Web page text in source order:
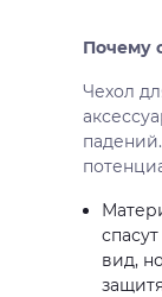
Почему
Чехол
вид,